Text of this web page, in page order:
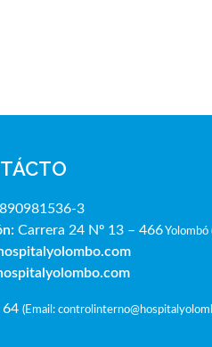
890981536-3
Carrera 24 Nº 13 – 466Yolombó
64 (Email: